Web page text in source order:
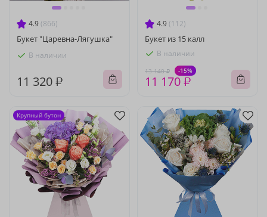
4.9 (866)
Букет "Царевна-Лягушка"
В наличии
11 320 ₽
4.9 (112)
Букет из 15 калл
В наличии
13 140 ₽ -15%
11 170 ₽
Крупный бутон